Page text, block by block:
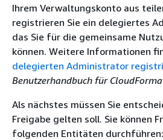
Ihrem Verwaltungskonto aus
registrieren Sie ein delegiertes
das Sie für die gemeinsame
können. Weitere Informationen
delegierten Administrator
Benutzerhandbuch für
Als nächstes müssen Sie
Freigabe gelten soll. Sie können
folgenden Entitäten durchführen: